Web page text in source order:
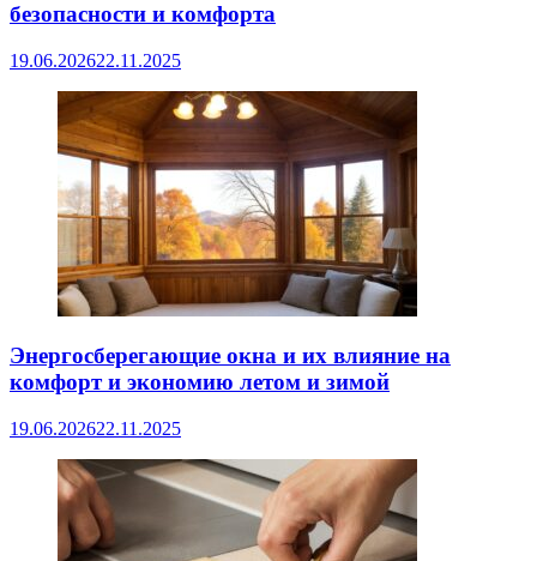
безопасности и комфорта
19.06.202622.11.2025
Энергосберегающие окна и их влияние на
комфорт и экономию летом и зимой
19.06.202622.11.2025